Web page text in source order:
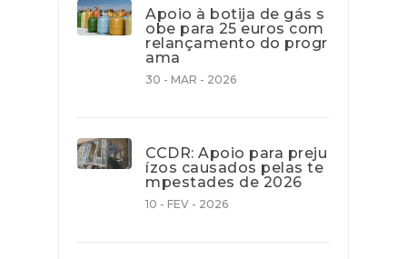
Apoio à botija de gás s
obe para 25 euros com
relançamento do progr
ama
30 - MAR - 2026
CCDR: Apoio para preju
ízos causados pelas te
mpestades de 2026
10 - FEV - 2026